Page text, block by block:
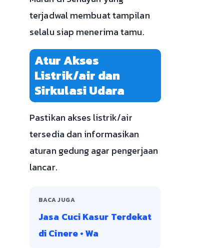
terjadwal membuat tampilan
selalu siap menerima tamu.
Atur Akses
Listrik/air dan
Sirkulasi Udara
Pastikan akses listrik/air
tersedia dan informasikan
aturan gedung agar pengerjaan
lancar.
BACA JUGA
Jasa Cuci Kasur Terdekat
di Cinere • Wa